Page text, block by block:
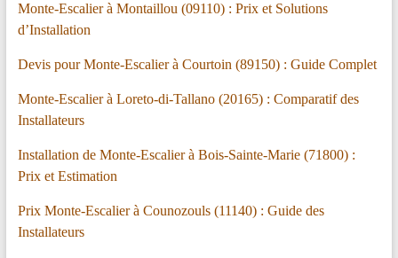
Monte-Escalier à Montaillou (09110) : Prix et Solutions
d’Installation
Devis pour Monte-Escalier à Courtoin (89150) : Guide Complet
Monte-Escalier à Loreto-di-Tallano (20165) : Comparatif des
Installateurs
Installation de Monte-Escalier à Bois-Sainte-Marie (71800) :
Prix et Estimation
Prix Monte-Escalier à Counozouls (11140) : Guide des
Installateurs